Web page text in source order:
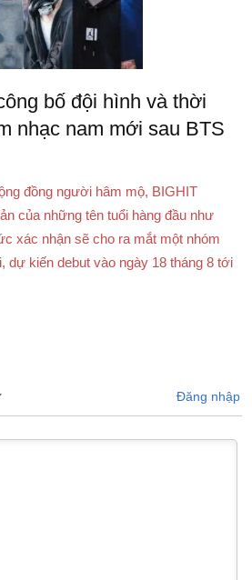
bố đội hình và thời
nhạc nam mới sau BTS
đồng người hâm mộ, BIGHIT
của những tên tuổi hàng đầu như
xác nhận sẽ cho ra mắt một nhóm
dự kiến debut vào ngày 18 tháng 8 tới
Đăng nhập